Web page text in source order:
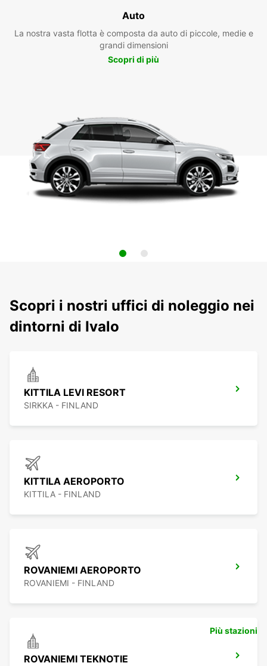
Auto
La nostra vasta flotta è composta da auto di piccole, medie e
grandi dimensioni
Scopri di più
Scopri i nostri uffici di noleggio nei
dintorni di Ivalo
KITTILA LEVI RESORT
SIRKKA - FINLAND
KITTILA AEROPORTO
KITTILA - FINLAND
ROVANIEMI AEROPORTO
ROVANIEMI - FINLAND
ROVANIEMI TEKNOTIE
Più stazioni